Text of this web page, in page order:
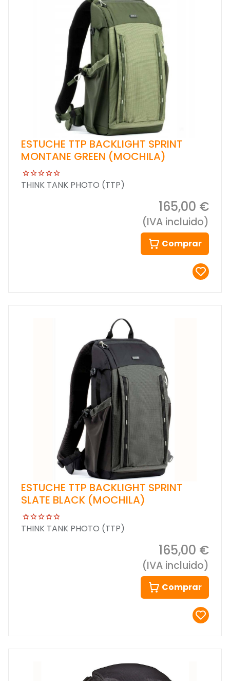
ESTUCHE TTP BACKLIGHT SPRINT
MONTANE GREEN (MOCHILA)
THINK TANK PHOTO (TTP)
165,00 €
(IVA incluido)
Comprar
ESTUCHE TTP BACKLIGHT SPRINT
SLATE BLACK (MOCHILA)
THINK TANK PHOTO (TTP)
165,00 €
(IVA incluido)
Comprar